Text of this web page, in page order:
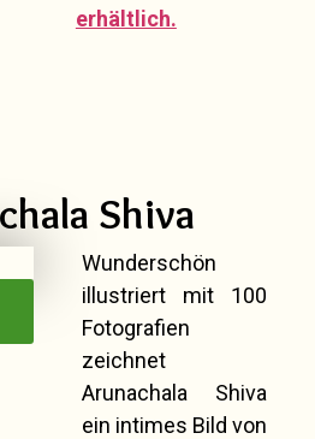
erhältlich.
Shiva
Wunderschön
illustriert mit 100
Fotografien
zeichnet
Arunachala Shiva
ein intimes Bild von